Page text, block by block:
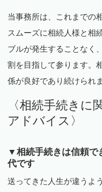
当事務所は、これまでの
スムーズに相続人様と相
ブルが発生することなく
割を目指して参ります。
係が良好であり続けられ
〈相続手続きに
アドバイス〉
▼ 相続手続きは信頼で
代です
送ってきた人生が違うよ